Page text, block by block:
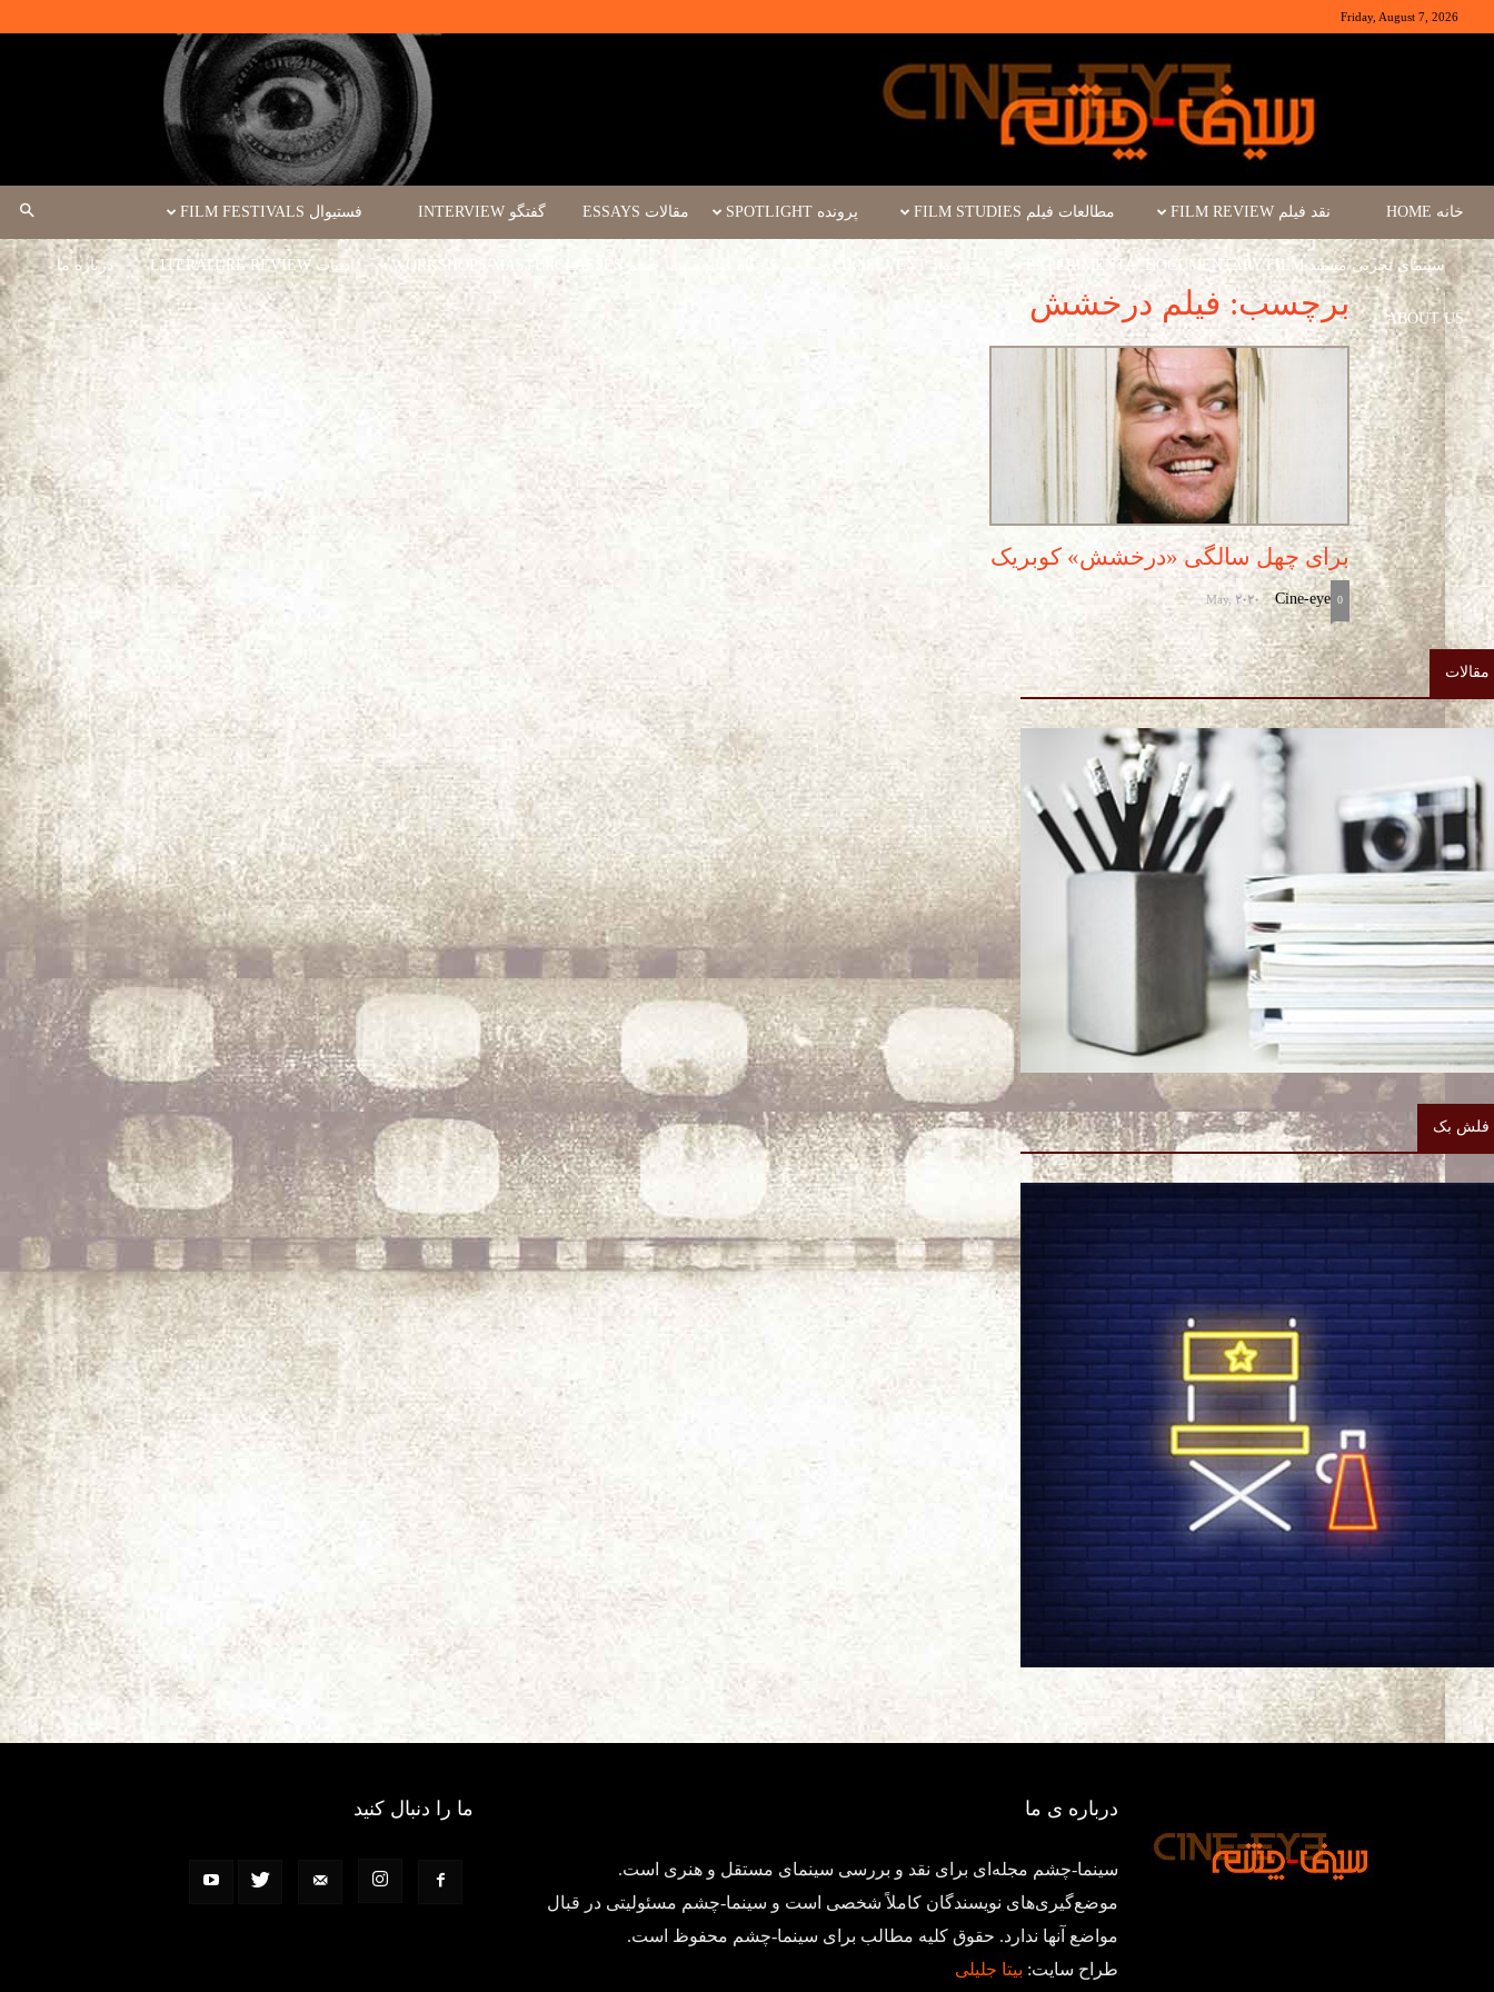
Friday, August 7, 2026
خانه HOME نقد فیلم FILM REVIEW مطالعات فیلم FILM STUDIES پرونده SPOTLIGHT مقالات ESSAYS گفتگو INTERVIEW فستیوال FILM FESTIVALS
سینمای تجربی/مستند EXPERIMENTA/ DOCUMENTARY FILM رویداد FILM EVENT کارگاه فیلم سینما چشم WORKSHOPS/MASTERCLASSES ادبیات LITERATURE REVIEW درباره ما
ABOUT US برچسب: فیلم درخشش
برای چهل سالگی «درخشش» کوبریک
Cine-eye
-
May, 2020 0
مقالات
فلش بک
درباره ی ما
سینما-چشم مجله‌ای برای نقد و بررسی سینمای مستقل و هنری است.
موضع‌گیری‌های نویسندگان کاملاً شخصی است و سینما-چشم مسئولیتی در قبال
مواضع آنها ندارد. حقوق کلیه مطالب برای سینما-چشم محفوظ است.
طراح سایت: بیتا جلیلی
ما را دنبال کنید